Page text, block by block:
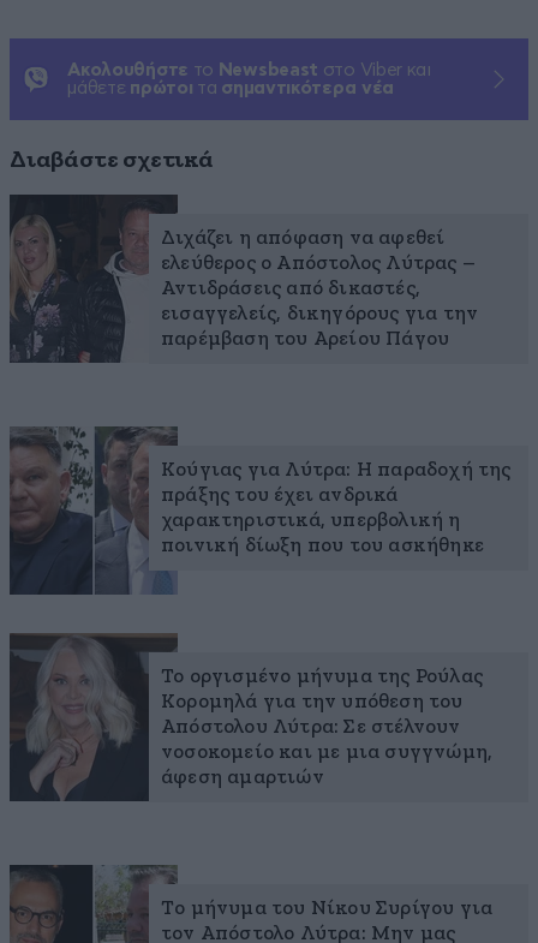
Ακολουθήστε το Newsbeast στο Viber και
μάθετε πρώτοι τα σημαντικότερα νέα
Διαβάστε σχετικά
Διχάζει η απόφαση να αφεθεί
ελεύθερος ο Απόστολος Λύτρας –
Αντιδράσεις από δικαστές,
εισαγγελείς, δικηγόρους για την
παρέμβαση του Αρείου Πάγου
Κούγιας για Λύτρα: Η παραδοχή της
πράξης του έχει ανδρικά
χαρακτηριστικά, υπερβολική η
ποινική δίωξη που του ασκήθηκε
To οργισμένο μήνυμα της Ρούλας
Κορομηλά για την υπόθεση του
Απόστολου Λύτρα: Σε στέλνουν
νοσοκομείο και με μια συγγνώμη,
άφεση αμαρτιών
Το μήνυμα του Νίκου Συρίγου για
τον Απόστολο Λύτρα: Μην μας